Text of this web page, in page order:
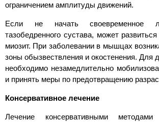
ограничением амплитуды движений.
Если не начать своевременное
тазобедренного сустава, может
миозит. При заболевании в мышцах
зоны обызвествления и окостенения. Для
необходимо незамедлительно
и принять меры по предотвращению
Консервативное лечение
Лечение консервативными